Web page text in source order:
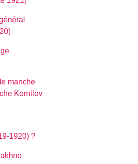
manche
Kornilov
1920) ?